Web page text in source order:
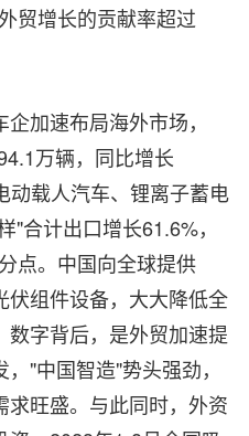
贸增长的贡献率超过
加速布局海外市场，
万辆，同比增长
动载人汽车、锂离子蓄电
"合计出口增长61.6%，
点。中国向全球提供
组件设备，大大降低全
字背后，是外贸加速提
"中国智造"势头强劲，
旺盛。与此同时，外资